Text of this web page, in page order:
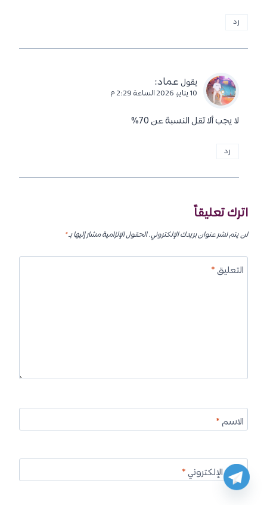
رد
يقول عماد:
10 يناير، 2026 الساعة 2:29 م
لا يجب ألا تقل النسبة عن 70%
رد
اترك تعليقاً
لن يتم نشر عنوان بريدك الإلكتروني.الحقول الإلزامية مشار إليها بـ*
التعليق*
الاسم*
البريد الإلكتروني*